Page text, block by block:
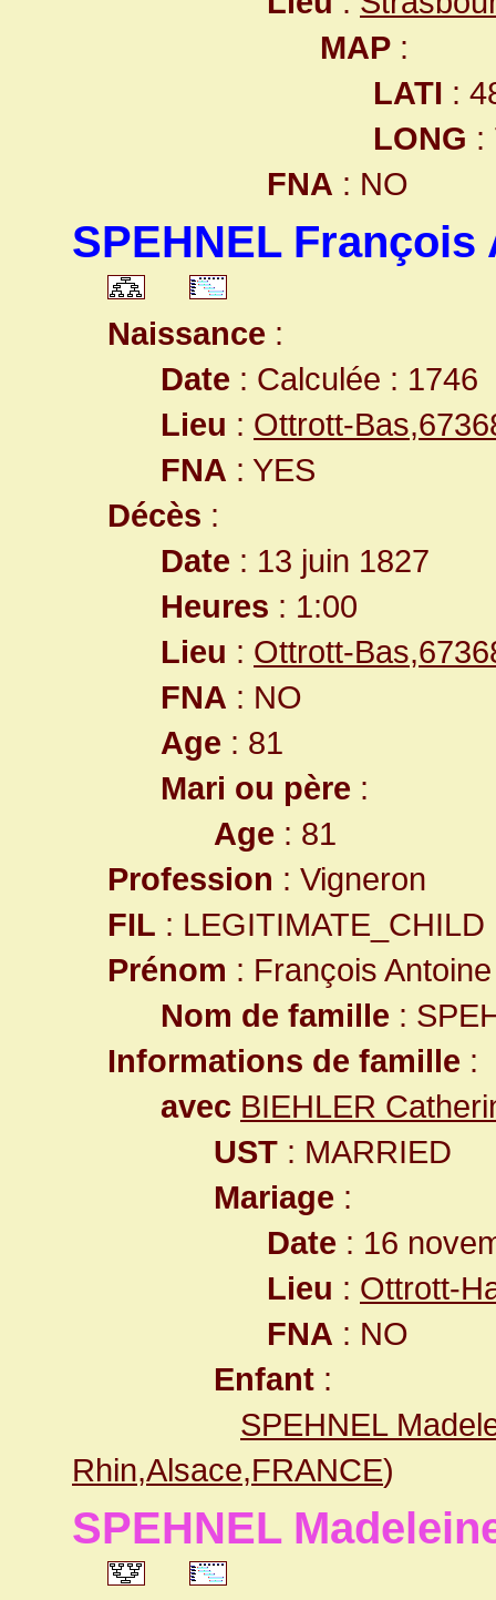
MAP :
LATI :
LONG :
FNA : NO
SPEHNEL François
Naissance :
Date : Calculée : 1746
Lieu : Ottrott-
FNA : YES
Décès :
Date : 13 juin 1827
Heures : 1:00
Lieu : Ottrott-
FNA : NO
Age : 81
Mari ou père :
Age : 81
Profession : Vigneron
FIL : LEGITIMATE_CHILD
Prénom : François Antoine
Nom de famille :
Informations de famille :
avec BIEHLER
UST : MARRIED
Mariage :
Date : 16
Lieu : Ottrott-
FNA : NO
Enfant :
SPEHNEL
Rhin,Alsace,FRANCE)
SPEHNEL